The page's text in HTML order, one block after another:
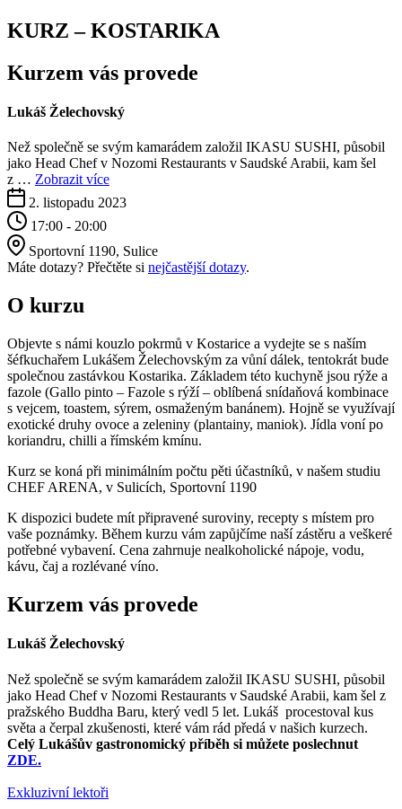
KURZ – KOSTARIKA
Kurzem vás provede
Lukáš Želechovský
Než společně se svým kamarádem založil IKASU SUSHI, působil
jako Head Chef v Nozomi Restaurants v Saudské Arabii, kam šel
z … Zobrazit více
2. listopadu 2023
17:00 - 20:00
Sportovní 1190, Sulice
Máte dotazy? Přečtěte si nejčastější dotazy.
O kurzu
Objevte s námi kouzlo pokrmů v Kostarice a vydejte se s naším
šéfkuchařem Lukášem Želechovským za vůní dálek, tentokrát bude
společnou zastávkou Kostarika. Základem této kuchyně jsou rýže a
fazole (Gallo pinto – Fazole s rýží – oblíbená snídaňová kombinace
s vejcem, toastem, sýrem, osmaženým banánem). Hojně se využívají
exotické druhy ovoce a zeleniny (plantainy, maniok). Jídla voní po
koriandru, chilli a římském kmínu.
Kurz se koná při minimálním počtu pěti účastníků, v našem studiu
CHEF ARENA, v Sulicích, Sportovní 1190
K dispozici budete mít připravené suroviny, recepty s místem pro
vaše poznámky. Během kurzu vám zapůjčíme naší zástěru a veškeré
potřebné vybavení. Cena zahrnuje nealkoholické nápoje, vodu,
kávu, čaj a rozlévané víno.
Kurzem vás provede
Lukáš Želechovský
Než společně se svým kamarádem založil IKASU SUSHI, působil
jako Head Chef v Nozomi Restaurants v Saudské Arabii, kam šel z
pražského Buddha Baru, který vedl 5 let. Lukáš procestoval kus
světa a čerpal zkušenosti, které vám rád předá v našich kurzech.
Celý Lukášův gastronomický příběh si můžete poslechnut
ZDE.
Exkluzivní lektoři